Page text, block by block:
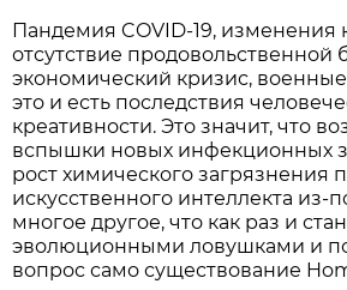
Пандемия COVID-19, изменения
отсутствие продовольственной
экономический кризис,
это и есть последствия
креативности. Это значит, что
вспышки новых инфекционных
рост химического загрязнения
искусственного интеллекта из-
многое другое, что как раз и
эволюционными ловушками и
вопрос само существование